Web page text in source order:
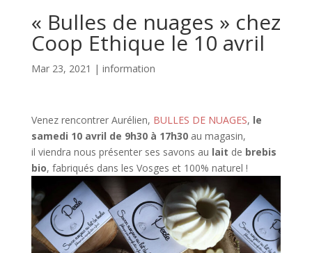
« Bulles de nuages » chez
Coop Ethique le 10 avril
Mar 23, 2021 | information
Venez rencontrer Aurélien, BULLES DE NUAGES, le
samedi 10 avril de 9h30 à 17h30 au magasin,
il viendra nous présenter ses savons au lait de brebis
bio, fabriqués dans les Vosges et 100% naturel !